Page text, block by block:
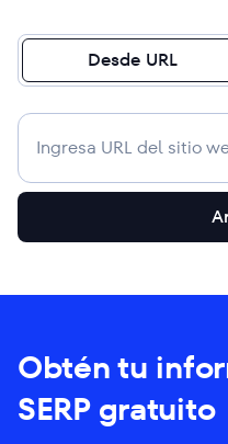
Desde URL
Obtén tu
SERP gratuito